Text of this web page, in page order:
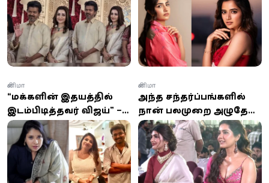
கலந்துகொண்ட திருமண
நிகழ்ச்சி பேசுபொருள்
கோணங்களுக்கு எதிராகக்
கன்னட நடிகைகள்
ஆவேசம்!
“மக்களின் இதயத்தில்
இடம்பிடித்தவர் விஜய்” –
நடிகை சங்கவி
நம்பிக்கை
சினிமா
அந்த சந்தர்ப்பங்களில்
நான் பலமுறை அழுதேன்
– நடிகை ஸ்ரீலீலா
வெளியிட்ட தகவல்
சினிமா